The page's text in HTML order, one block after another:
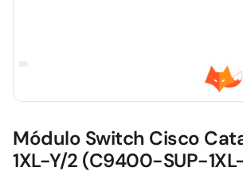
Módulo Switch Cisco
1XL-Y/2 (C9400-SUP-